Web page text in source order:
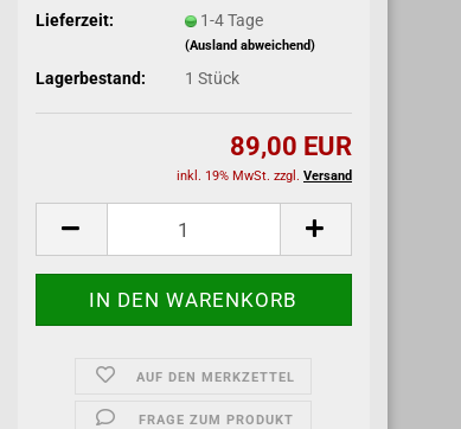
Lieferzeit: 1-4 Tage
(Ausland abweichend)
Lagerbestand: 1 Stück
89,00 EUR
inkl. 19% MwSt. zzgl. Versand
AUF DEN MERKZETTEL
FRAGE ZUM PRODUKT